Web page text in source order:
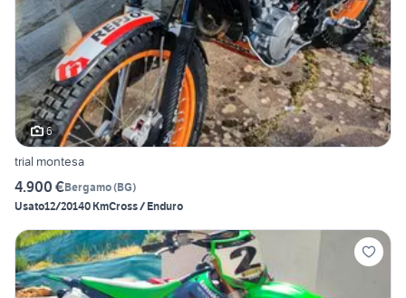
6
trial montesa
4.900 €Bergamo(BG)
Usato12/20140 KmCross / Enduro